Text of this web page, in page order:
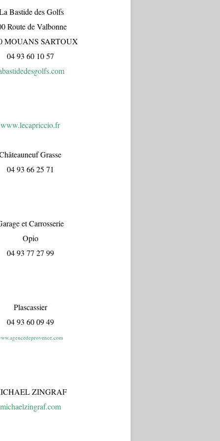
Bastide des Golfs
Route de Valbonne
MOUANS SARTOUX
04 93 60 10 57
www.lecapriccio.fr
Grasse
04 93 66 25 71
et Carrosserie
Opio
04 93 77 27 99
Plascassier
04 93 60 09 49
ZINGRAF
michaelzingraf.com